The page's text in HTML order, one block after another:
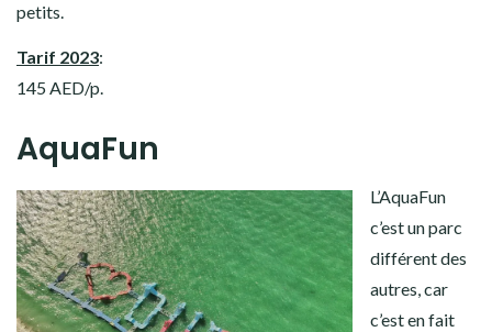
petits.
Tarif 2023:
145 AED/p.
AquaFun
L’AquaFun
c’est un parc
différent des
autres, car
c’est en fait